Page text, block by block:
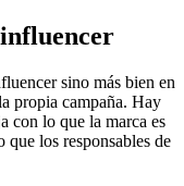
sino más bien en
propia campaña. Hay
con lo que la marca es
los responsables de